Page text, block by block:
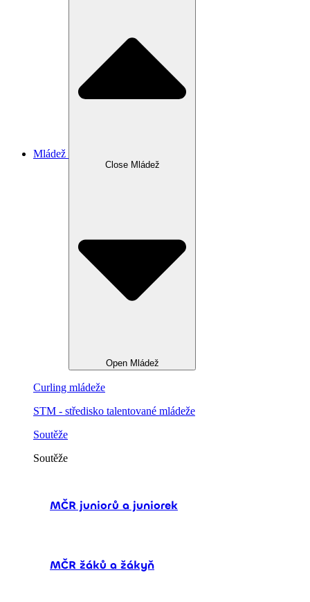
Mládež
Close Mládež
Open Mládež
Curling mládeže
STM - středisko talentované mládeže
Soutěže
Soutěže
MČR juniorů a juniorek
MČR žáků a žákyň